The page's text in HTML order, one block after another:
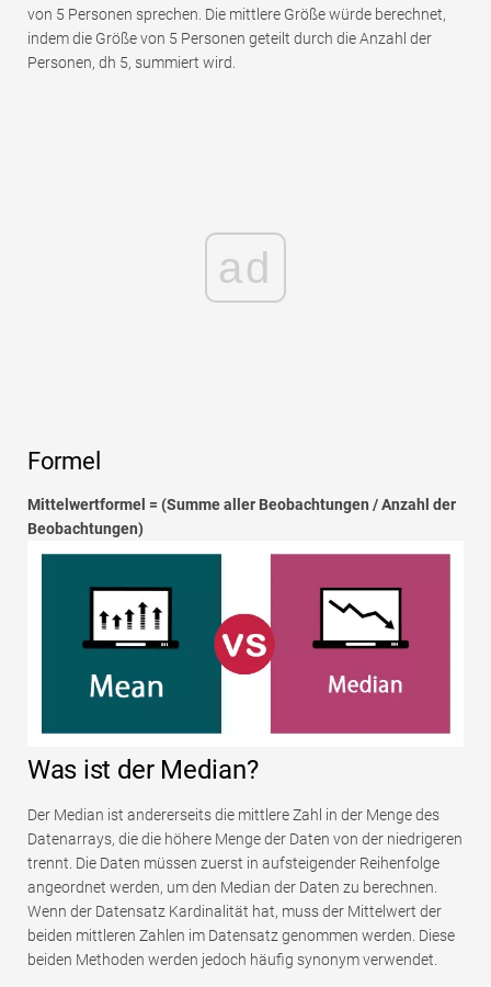
von 5 Personen sprechen. Die mittlere Größe würde berechnet,
indem die Größe von 5 Personen geteilt durch die Anzahl der
Personen, dh 5, summiert wird.
ad
Formel
Mittelwertformel = (Summe aller Beobachtungen / Anzahl der
Beobachtungen)
Was ist der Median?
Der Median ist andererseits die mittlere Zahl in der Menge des
Datenarrays, die die höhere Menge der Daten von der niedrigeren
trennt. Die Daten müssen zuerst in aufsteigender Reihenfolge
angeordnet werden, um den Median der Daten zu berechnen.
Wenn der Datensatz Kardinalität hat, muss der Mittelwert der
beiden mittleren Zahlen im Datensatz genommen werden. Diese
beiden Methoden werden jedoch häufig synonym verwendet.